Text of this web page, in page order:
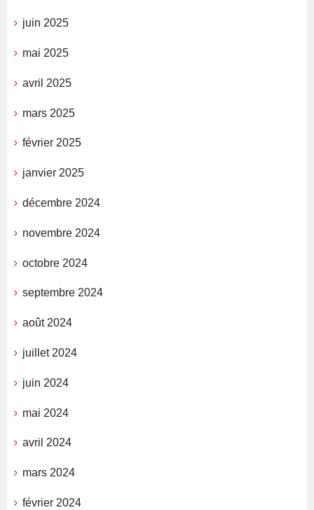
juin 2025
mai 2025
avril 2025
mars 2025
février 2025
janvier 2025
décembre 2024
novembre 2024
octobre 2024
septembre 2024
août 2024
juillet 2024
juin 2024
mai 2024
avril 2024
mars 2024
février 2024